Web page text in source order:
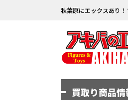
秋葉原にエックスあり
買取り商品情